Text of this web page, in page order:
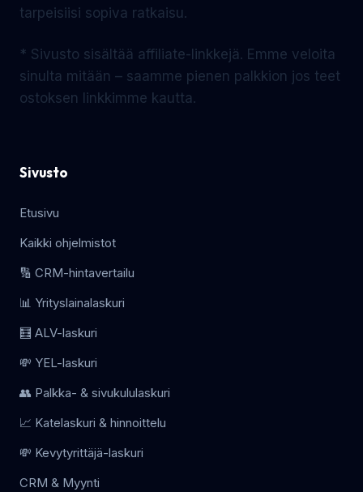
tarpeisiisi sopiva ratkaisu.
* Sivusto sisältää affiliate-linkkejä. Emme veloita
sinulta mitään – saamme pienen palkkion jos teet
ostoksen linkkimme kautta.
Sivusto
Etusivu
Kaikki ohjelmistot
🔢 CRM-hintavertailu
📊 Yrityslainalaskuri
🧮 ALV-laskuri
💸 YEL-laskuri
👥 Palkka- & sivukululaskuri
📈 Katelaskuri & hinnoittelu
💸 Kevytyrittäjä-laskuri
CRM & Myynti